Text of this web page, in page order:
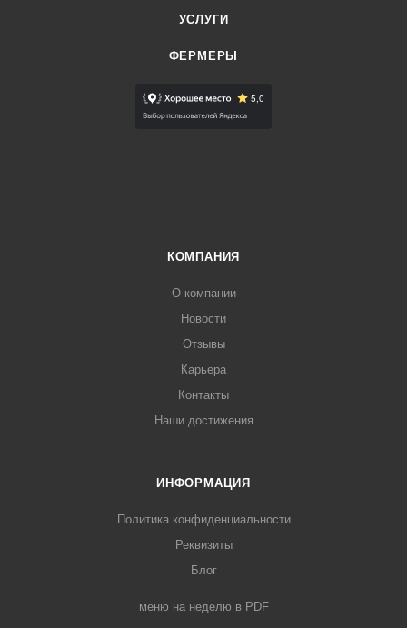
УСЛУГИ
ФЕРМЕРЫ
КОМПАНИЯ
О компании
Новости
Отзывы
Карьера
Контакты
Наши достижения
ИНФОРМАЦИЯ
Политика конфиденциальности
Реквизиты
Блог
меню на неделю в PDF